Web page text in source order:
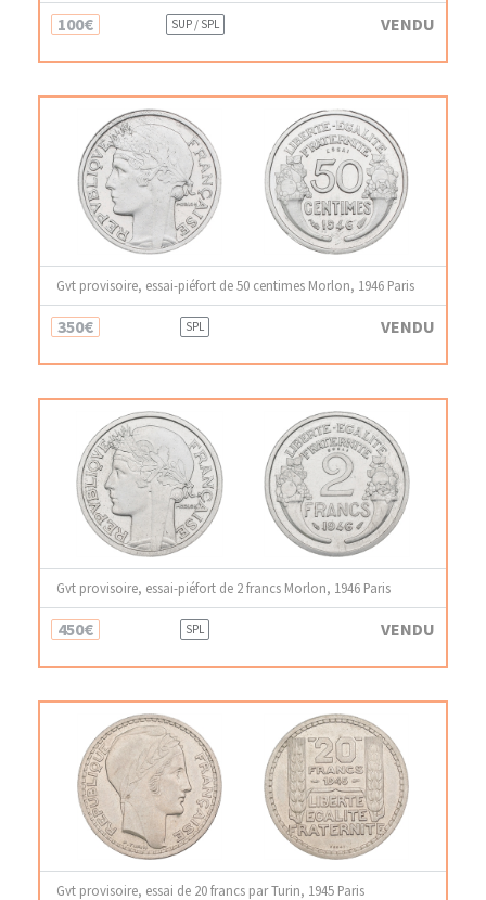
100€ SUP / SPL VENDU
Gvt provisoire, essai-piéfort de 50 centimes Morlon, 1946 Paris
350€ SPL VENDU
Gvt provisoire, essai-piéfort de 2 francs Morlon, 1946 Paris
450€ SPL VENDU
Gvt provisoire, essai de 20 francs par Turin, 1945 Paris